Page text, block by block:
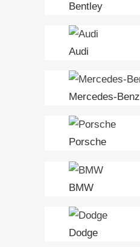
Bentley
Audi
Mercedes-Benz
Porsche
BMW
Dodge